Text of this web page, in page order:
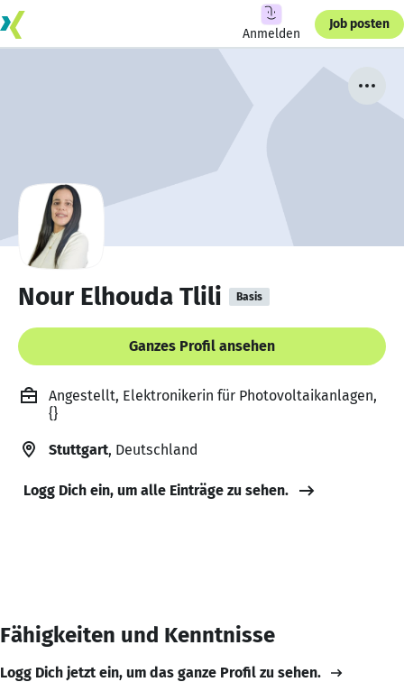
Anmelden
Job posten
Nour Elhouda Tlili Basis
Ganzes Profil ansehen
Angestellt, Elektronikerin für Photovoltaikanlagen,
{}
Stuttgart, Deutschland
Logg Dich ein, um alle Einträge zu sehen.
Fähigkeiten und Kenntnisse
Logg Dich jetzt ein, um das ganze Profil zu sehen.